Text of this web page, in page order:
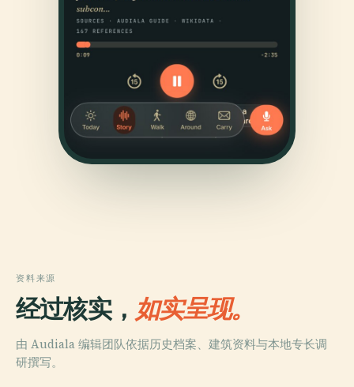
资料来源
经过核实， 如实呈现。
由 Audiala 编辑团队依据历史档案、建筑资料与本地专长调
研撰写。